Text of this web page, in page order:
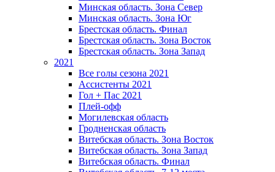
Минская область. Зона Север
Минская область. Зона Юг
Брестская область. Финал
Брестская область. Зона Восток
Брестская область. Зона Запад
2021
Все голы сезона 2021
Ассистенты 2021
Гол + Пас 2021
Плей-офф
Могилевская область
Гродненская область
Витебская область. Зона Восток
Витебская область. Зона Запад
Витебская область. Финал